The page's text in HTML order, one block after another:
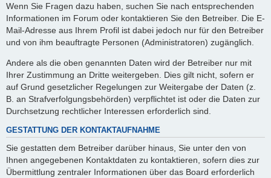
Wenn Sie Fragen dazu haben, suchen Sie nach entsprechenden
Informationen im Forum oder kontaktieren Sie den Betreiber. Die E-
Mail-Adresse aus Ihrem Profil ist dabei jedoch nur für den Betreiber
und von ihm beauftragte Personen (Administratoren) zugänglich.
Andere als die oben genannten Daten wird der Betreiber nur mit
Ihrer Zustimmung an Dritte weitergeben. Dies gilt nicht, sofern er
auf Grund gesetzlicher Regelungen zur Weitergabe der Daten (z.
B. an Strafverfolgungsbehörden) verpflichtet ist oder die Daten zur
Durchsetzung rechtlicher Interessen erforderlich sind.
GESTATTUNG DER KONTAKTAUFNAHME
Sie gestatten dem Betreiber darüber hinaus, Sie unter den von
Ihnen angegebenen Kontaktdaten zu kontaktieren, sofern dies zur
Übermittlung zentraler Informationen über das Board erforderlich